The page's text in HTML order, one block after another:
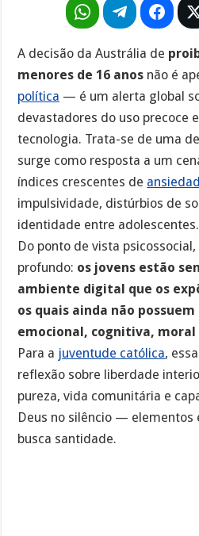
A decisão da Austrália de
menores de 16 anos não é
política — é um alerta global
devastadores do uso precoce
tecnologia. Trata-se de uma
surge como resposta a um
índices crescentes de
impulsividade, distúrbios de
identidade entre adolescentes.
Do ponto de vista
profundo: os jovens estão
ambiente digital que os
os quais ainda não
emocional, cognitiva,
Para a juventude católica,
reflexão sobre liberdade
pureza, vida comunitária e
Deus no silêncio — elementos
busca santidade.